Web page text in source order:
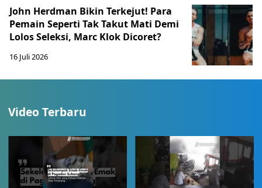
John Herdman Bikin Terkejut! Para
Pemain Seperti Tak Takut Mati Demi
Lolos Seleksi, Marc Klok Dicoret?
16 Juli 2026
Video Terbaru